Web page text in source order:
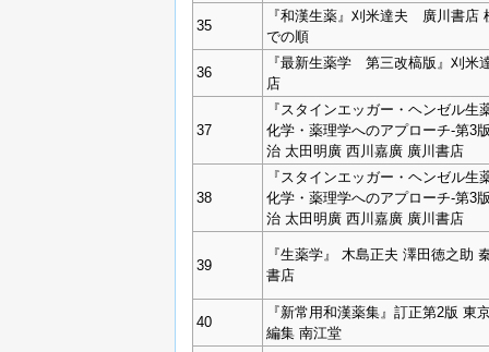
35
『和漢生薬』刈米達夫 廣川書店
での順
36
『最新生薬学 第三改槁版』刈米
店
37
『スタインエッガー・ヘンゼル生
化学・薬理学へのアプローチ‐第3
治 太田明廣 西川嘉廣 廣川書店
38
『スタインエッガー・ヘンゼル生
化学・薬理学へのアプローチ‐第3
治 太田明廣 西川嘉廣 廣川書店
39
『生薬学』 木島正夫 澤田徳之助
書店
40
『新常用和漢薬集』訂正第2版 東
編集 南江堂